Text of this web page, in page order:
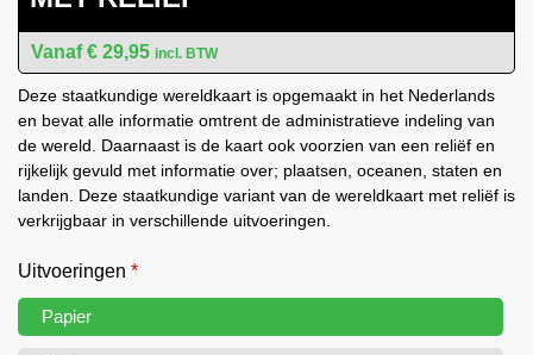
€ 29,95 incl. BTW
Deze staatkundige wereldkaart is opgemaakt in het Nederlands
en bevat alle informatie omtrent de administratieve indeling van
de wereld. Daarnaast is de kaart ook voorzien van een reliëf en
rijkelijk gevuld met informatie over; plaatsen, oceanen, staten en
landen. Deze staatkundige variant van de wereldkaart met reliëf is
verkrijgbaar in verschillende uitvoeringen.
Uitvoeringen *
Papier